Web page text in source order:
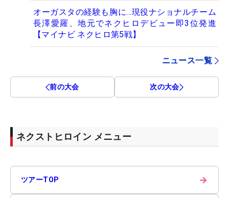
オーガスタの経験も胸に…現役ナショナルチーム
長澤愛羅、地元でネクヒロデビュー即3位発進
【マイナビ ネクヒロ第5戦】
ニュース一覧
前の大会 次の大会
ネクストヒロイン メニュー
ツアーTOP →